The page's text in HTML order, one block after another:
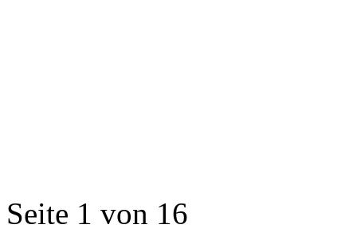
Seite 1 von 16